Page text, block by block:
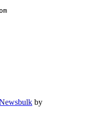
by